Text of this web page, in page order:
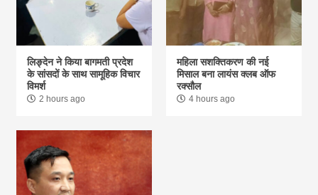
लिङ्देन ने किया बागमती प्रदेश
के सांसदों के साथ सामूहिक विचार
विमर्श
2 hours ago
महिला सशक्तिकरण की नई
मिसाल बना लायंस क्लब ऑफ
रक्सौल
4 hours ago